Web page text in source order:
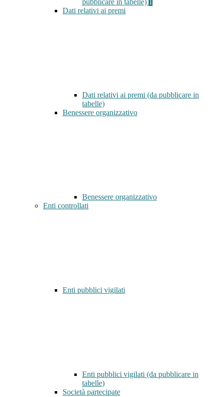
pubblicare in tabelle)
Dati relativi ai premi
Dati relativi ai premi (da pubblicare in
tabelle)
Benessere organizzativo
Benessere organizzativo
Enti controllati
Enti pubblici vigilati
Enti pubblici vigilati (da pubblicare in
tabelle)
Società partecipate